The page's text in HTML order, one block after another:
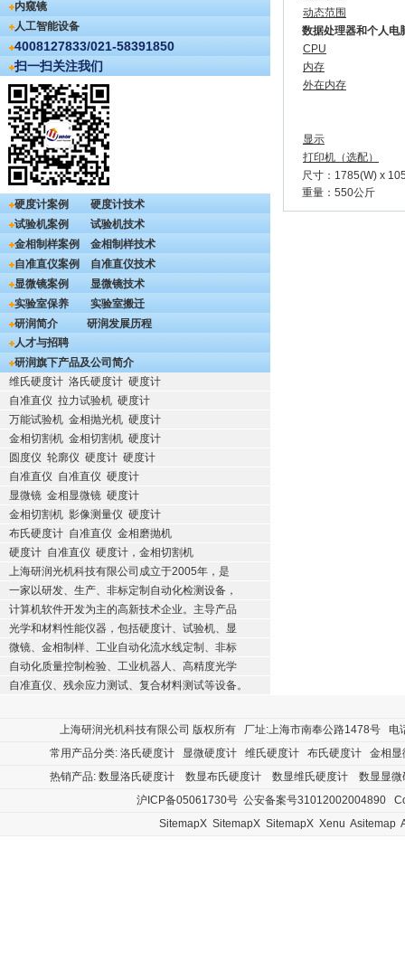
内窥镜
人工智能设备
4008127833/021-58391850
扫一扫关注我们
硬度计案例
硬度计技术
试验机案例
试验机技术
金相制样案例
金相制样技术
自准直仪案例
自准直仪技术
显微镜案例
显微镜技术
实验室保养
实验室搬迁
研润简介
研润发展历程
人才与招聘
研润旗下产品及公司简介
维氏硬度计 洛氏硬度计 硬度计
自准直仪 拉力试验机 硬度计
万能试验机 金相抛光机 硬度计
金相切割机 金相切割机 硬度计
圆度仪 轮廓仪 硬度计 硬度计
自准直仪 自准直仪 硬度计
显微镜 金相显微镜 硬度计
金相切割机 影像测量仪 硬度计
布氏硬度计 自准直仪 金相磨抛机
硬度计 自准直仪 硬度计，金相切割机
上海研润光机科技有限公司成立于2005年，是
一家以研发、生产、非标定制自动化检测设备，
计算机软件开发为主的高新技术企业。主导产品
光学和材料性能仪器，包括硬度计、试验机、显
微镜、金相制样、工业自动化流水线定制、非标
自动化质量控制检验、工业机器人、高精度光学
自准直仪、残余应力测试、复合材料测试等设备。
动态范围
数据处理器和个人电
CPU
内存
外在内存
显示
打印机（选配）
尺寸：1785(W) x
重量：550公斤
上海研润光机科技有限公司 版权所有 厂址:上海市南奉公路1478号
常用产品分类: 洛氏硬度计 显微硬度计 维氏硬度计 布氏硬度计
金相显
热销产品: 数显洛氏硬度计 数显布氏硬度计 数显维氏硬度计
数显显微
沪ICP备05061730号 公安备案号31012002004890
SitemapX SitemapX SitemapX Xenu Asitemap